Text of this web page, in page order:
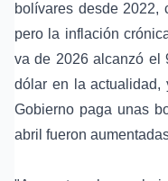
bolívares desde 2022,
pero la inflación
va de 2026 alcanzó el
dólar en la actualidad,
Gobierno paga unas
abril fueron